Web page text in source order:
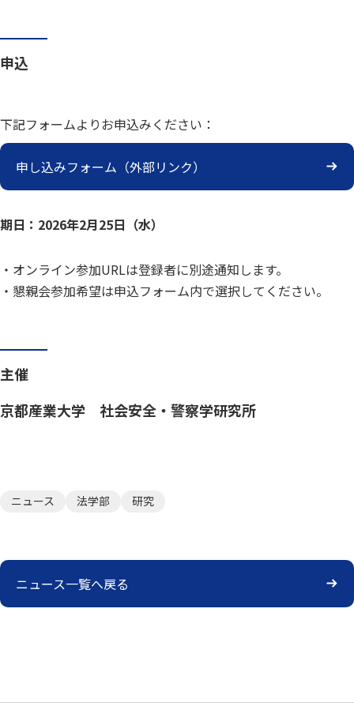
申込
下記フォームよりお申込みください：
申し込みフォーム（外部リンク）
期日：2026年2月25日（水）
・オンライン参加URLは登録者に別途通知します。
・懇親会参加希望は申込フォーム内で選択してください。
主催
京都産業大学 社会安全・警察学研究所
ニュース 法学部 研究
ニュース一覧へ戻る